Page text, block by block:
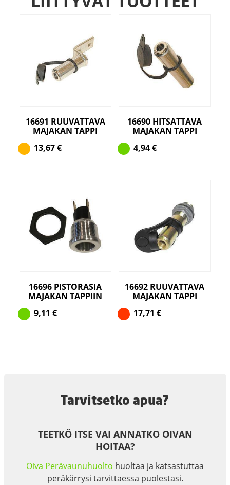
16691 RUUVATTAVA
MAJAKAN TAPPI
13,67€
16690 HITSATTAVA
MAJAKAN TAPPI
4,94€
16696 PISTORASIA
MAJAKAN TAPPIIN
9,11 €
16692 RUUVATTAVA
MAJAKAN TAPPI
17,71 €
Tarvitsetko apua?
TEETKÖ ITSE VAI ANNATKO OIVAN
HOITAA?
Oiva Perävaunuhuolto huoltaa ja katsastuttaa
peräkärrysi tarvittaessa puolestasi.